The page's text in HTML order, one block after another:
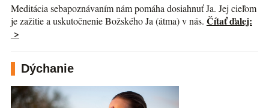
Meditácia sebapoznávaním nám pomáha dosiahnuť Ja. Jej cieľom
je zažitie a uskutočnenie Božského Ja (átma) v nás. Čítať ďalej:
>
Dýchanie